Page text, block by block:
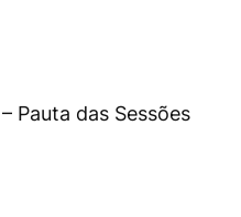
Pauta das Sessões